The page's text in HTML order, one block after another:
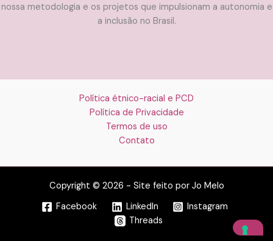
nossa metodologia e os projetos que impulsionam a autonomia e
a inclusão no Brasil.
Política étnico-racial e PCD
Política de Privacidade
Termos de uso
Contato
Copyright © 2026 - Site feito por Jo Melo
Facebook
LinkedIn
Instagram
Threads